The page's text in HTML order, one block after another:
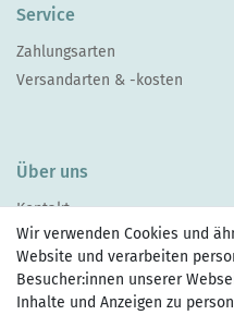
Service
Zahlungsarten
Versandarten & -kosten
Über uns
Kontakt
Wir verwenden Cookies und
Website und verarbeiten
Besucher:innen unserer
Inhalte und Anzeigen zu